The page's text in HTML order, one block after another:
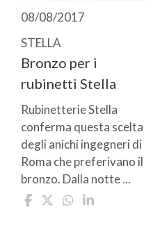
08/08/2017
STELLA
Bronzo per i
rubinetti Stella
Rubinetterie Stella
conferma questa scelta
degli anichi ingegneri di
Roma che preferivano il
bronzo. Dalla notte ...